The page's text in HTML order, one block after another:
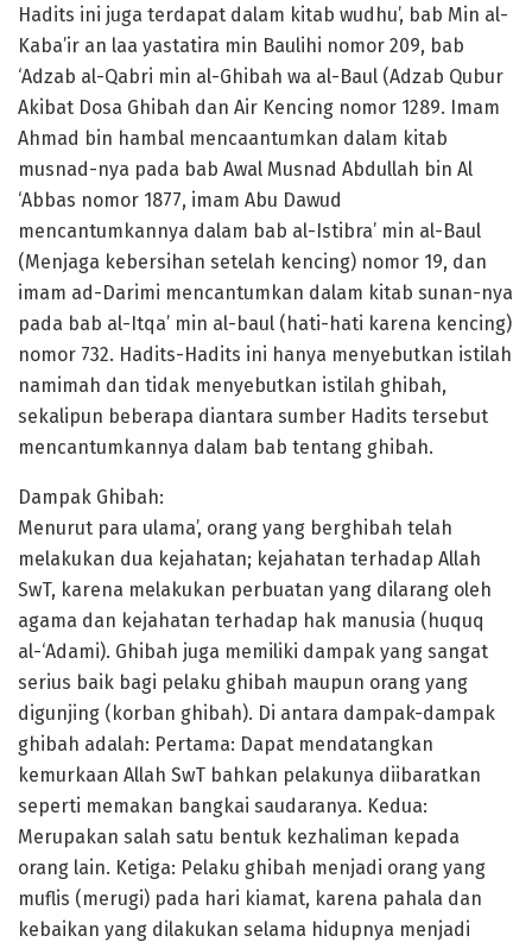
Hadits ini juga terdapat dalam kitab wudhu’, bab Min al-
Kaba’ir an laa yastatira min Baulihi nomor 209, bab
‘Adzab al-Qabri min al-Ghibah wa al-Baul (Adzab Qubur
Akibat Dosa Ghibah dan Air Kencing nomor 1289. Imam
Ahmad bin hambal mencaantumkan dalam kitab
musnad-nya pada bab Awal Musnad Abdullah bin Al
‘Abbas nomor 1877, imam Abu Dawud
mencantumkannya dalam bab al-Istibra’ min al-Baul
(Menjaga kebersihan setelah kencing) nomor 19, dan
imam ad-Darimi mencantumkan dalam kitab sunan-nya
pada bab al-Itqa’ min al-baul (hati-hati karena kencing)
nomor 732. Hadits-Hadits ini hanya menyebutkan istilah
namimah dan tidak menyebutkan istilah ghibah,
sekalipun beberapa diantara sumber Hadits tersebut
mencantumkannya dalam bab tentang ghibah.
Dampak Ghibah:
Menurut para ulama’, orang yang berghibah telah
melakukan dua kejahatan; kejahatan terhadap Allah
SwT, karena melakukan perbuatan yang dilarang oleh
agama dan kejahatan terhadap hak manusia (huquq
al-‘Adami). Ghibah juga memiliki dampak yang sangat
serius baik bagi pelaku ghibah maupun orang yang
digunjing (korban ghibah). Di antara dampak-dampak
ghibah adalah: Pertama: Dapat mendatangkan
kemurkaan Allah SwT bahkan pelakunya diibaratkan
seperti memakan bangkai saudaranya. Kedua:
Merupakan salah satu bentuk kezhaliman kepada
orang lain. Ketiga: Pelaku ghibah menjadi orang yang
muflis (merugi) pada hari kiamat, karena pahala dan
kebaikan yang dilakukan selama hidupnya menjadi